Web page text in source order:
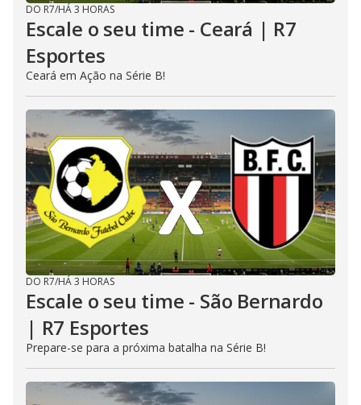
DO R7/HÁ 3 HORAS
Escale o seu time - Ceará | R7
Esportes
Ceará em Ação na Série B!
DO R7/HÁ 3 HORAS
Escale o seu time - São Bernardo
| R7 Esportes
Prepare-se para a próxima batalha na Série B!